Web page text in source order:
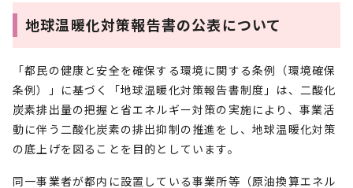
地球温暖化対策報告書の公表について
「都民の健康と安全を確保する環境に関する条例（環境確保
条例）」に基づく「地球温暖化対策報告書制度」は、二酸化
炭素排出量の把握と省エネルギー対策の実施により、事業活
動に伴う二酸化炭素の排出抑制の推進をし、地球温暖化対策
の底上げを図ることを目的としています。
同一事業者が都内に設置している事業所等（原油換算エネル